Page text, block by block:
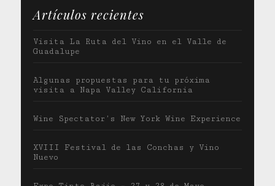
Artículos recientes
Visita La Ruta del Vino en el Valle de
Guadalupe
Algunas propuestas para tu próxima
visita a Napa Valley California
Wine Spectator’s New York Wine Experience
XVIII Festival de las Conchas y Vino
Nuevo